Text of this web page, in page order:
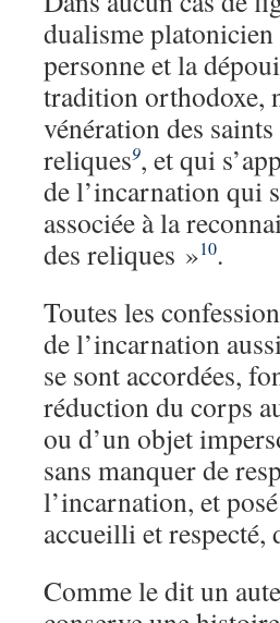
dualisme
personne et la
tradition orthodoxe,
vénération des
reliques9, et qui
de l’incarnation qui
associée à la
des reliques »10.
Toutes les
de l’incarnation
se sont accordées,
réduction du corps
ou d’un objet
sans manquer de
l’incarnation, et
accueilli et
Comme le dit un